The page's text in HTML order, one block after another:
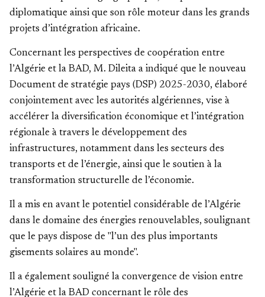
diplomatique ainsi que son rôle moteur dans les grands
projets d’intégration africaine.
Concernant les perspectives de coopération entre
l’Algérie et la BAD, M. Dileita a indiqué que le nouveau
Document de stratégie pays (DSP) 2025-2030, élaboré
conjointement avec les autorités algériennes, vise à
accélérer la diversification économique et l’intégration
régionale à travers le développement des
infrastructures, notamment dans les secteurs des
transports et de l’énergie, ainsi que le soutien à la
transformation structurelle de l’économie.
Il a mis en avant le potentiel considérable de l’Algérie
dans le domaine des énergies renouvelables, soulignant
que le pays dispose de "l’un des plus importants
gisements solaires au monde".
Il a également souligné la convergence de vision entre
l’Algérie et la BAD concernant le rôle des